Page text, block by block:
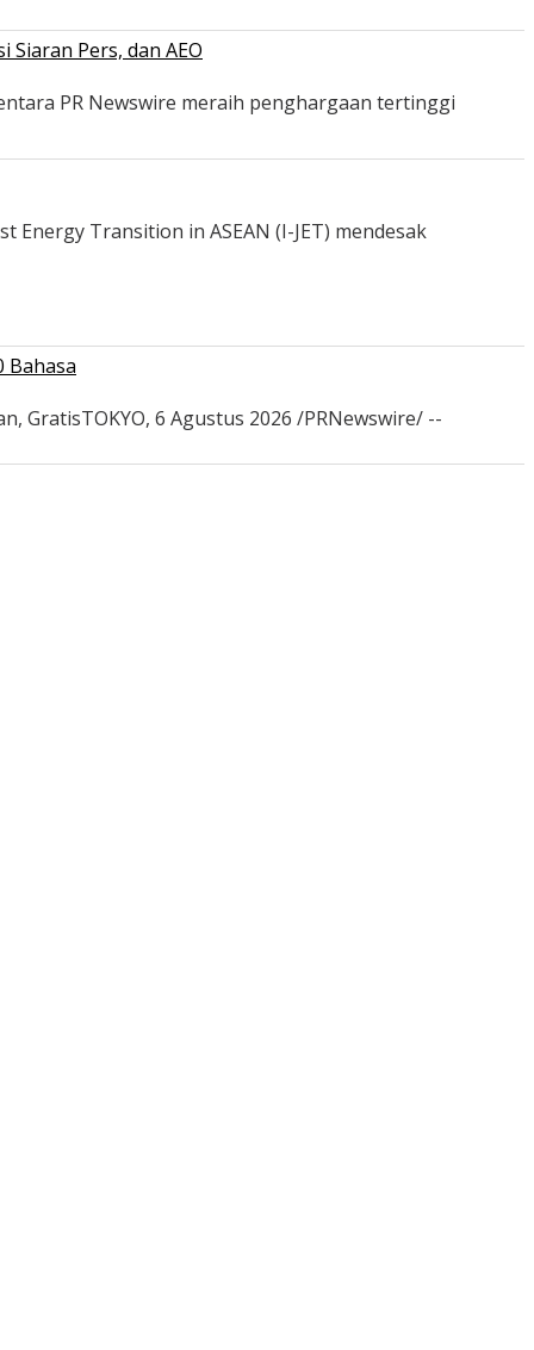
Pers, dan AEO
PR Newswire meraih penghargaan tertinggi
Energy Transition in ASEAN (I-JET) mendesak
Bahasa
GratisTOKYO, 6 Agustus 2026 /PRNewswire/ --